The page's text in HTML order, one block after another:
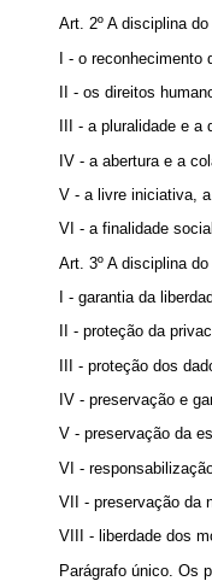
Art. 2º A disciplina
I - o reconhecimento
II - os direitos
III - a pluralidade e a
IV - a abertura e a
V - a livre iniciativa,
VI - a finalidade
Art. 3º A disciplina
I - garantia da
II - proteção da
III - proteção dos
IV - preservação e
V - preservação da
VI -
VII - preservação da
VIII - liberdade dos
Parágrafo único. Os